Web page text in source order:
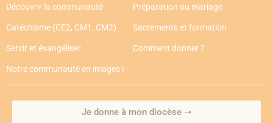
Découvrir la communauté Préparation au mariage
Catéchisme (CE2, CM1, CM2) Sacrements et formation
Servir et évangéliser Comment donner ?
Notre communauté en images !
Je donne à mon diocèse ➝